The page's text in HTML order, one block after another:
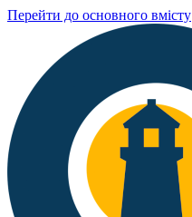
Перейти до основного вмісту